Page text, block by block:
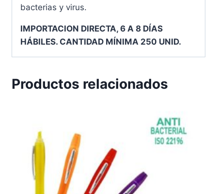
bacterias y virus.
IMPORTACION DIRECTA, 6 A 8 DÍAS
HÁBILES. CANTIDAD MÍNIMA 250 UNID.
Productos relacionados